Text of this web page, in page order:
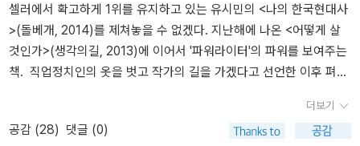
셀러에서 확고하게 1위를 유지하고 있는 유시민의 <나의 한국현대사
>(돌베개, 2014)를 제쳐놓을 수 없겠다. 지난해에 나온 <어떻게 살
것인가>(생각의길, 2013)에 이어서 '파워라이터'의 파워를 보여주는
책. 직업정치인의 옷을 벗고 작가의 길을 가겠다고 선언한 이후 펴낸
제는 바로 한국현대사다. 이번에는 대중의 ‘욕망’이라는 키워드로 들
여다본 한국현대사 55년의 기록이다. 두번째는 스피노자 읽기의 새
더보기
공감 (28) 댓글 (0)